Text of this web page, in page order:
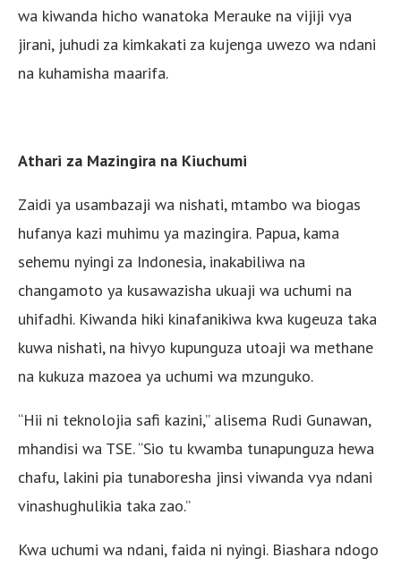
wa kiwanda hicho wanatoka Merauke na vijiji vya
jirani, juhudi za kimkakati za kujenga uwezo wa ndani
na kuhamisha maarifa.
Athari za Mazingira na Kiuchumi
Zaidi ya usambazaji wa nishati, mtambo wa biogas
hufanya kazi muhimu ya mazingira. Papua, kama
sehemu nyingi za Indonesia, inakabiliwa na
changamoto ya kusawazisha ukuaji wa uchumi na
uhifadhi. Kiwanda hiki kinafanikiwa kwa kugeuza taka
kuwa nishati, na hivyo kupunguza utoaji wa methane
na kukuza mazoea ya uchumi wa mzunguko.
“Hii ni teknolojia safi kazini,” alisema Rudi Gunawan,
mhandisi wa TSE. “Sio tu kwamba tunapunguza hewa
chafu, lakini pia tunaboresha jinsi viwanda vya ndani
vinashughulikia taka zao.”
Kwa uchumi wa ndani, faida ni nyingi. Biashara ndogo